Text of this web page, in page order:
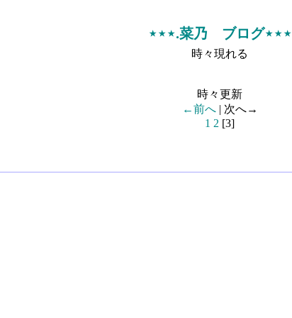
⋆⋆⋆.菜乃 ブログ⋆⋆⋆
時々現れる
時々更新
←前へ| 次へ→
1 2 [3]